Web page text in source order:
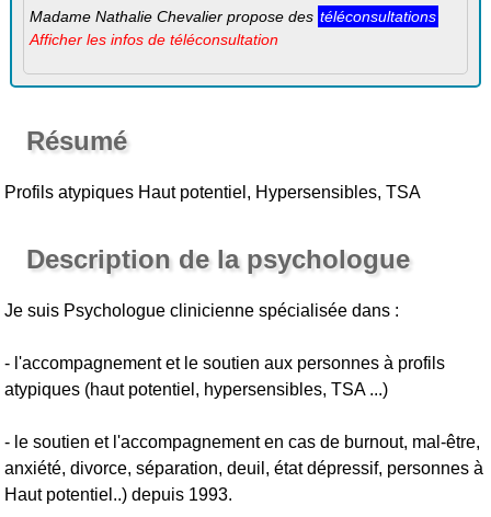
Madame Nathalie Chevalier propose des téléconsultations
Afficher les infos de téléconsultation
Résumé
Profils atypiques Haut potentiel, Hypersensibles, TSA
Description de la psychologue
Je suis Psychologue clinicienne spécialisée dans :
- l'accompagnement et le soutien aux personnes à profils
atypiques (haut potentiel, hypersensibles, TSA ...)
- le soutien et l'accompagnement en cas de burnout, mal-être,
anxiété, divorce, séparation, deuil, état dépressif, personnes à
Haut potentiel..) depuis 1993.